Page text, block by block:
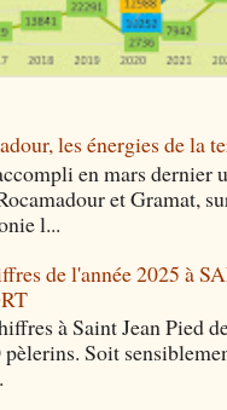
les énergies de la
en mars dernier
et Gramat,
l...
de l'année 2025 à
à Saint Jean Pied
Soit